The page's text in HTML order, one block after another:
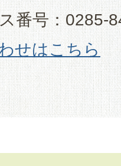
番号：0285-
せはこちら